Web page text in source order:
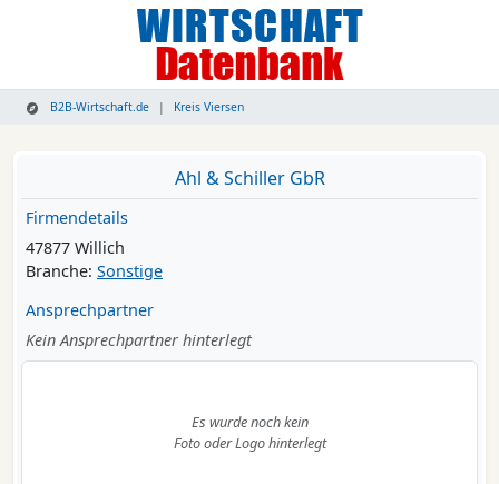
B2B-Wirtschaft.de Kreis Viersen
Ahl & Schiller GbR
Firmendetails
47877 Willich
Branche: Sonstige
Ansprechpartner
Kein Ansprechpartner hinterlegt
Es wurde noch kein
Foto oder Logo hinterlegt